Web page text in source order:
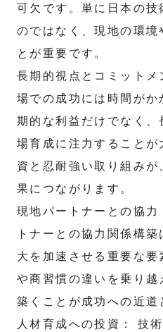
可欠です。単に日本の技
のではなく、現地の環境
とが重要です。
長期的視点とコミット
場での成功には時間がか
期的な利益だけでなく
場育成に注力することが
資と忍耐強い取り組み
果につながります。
現地パートナーとの協
トナーとの協力関係構
大を加速させる重要な
や商習慣の違いを乗り
築くことが成功への近道
人材育成への投資： 技